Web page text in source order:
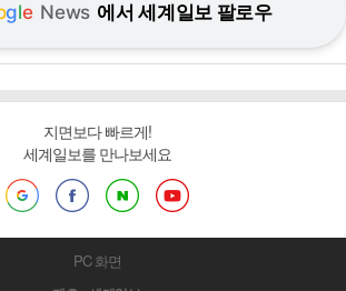
gle News 에서 세계일보 팔로우
지면보다 빠르게!
세계일보를 만나보세요
PC 화면